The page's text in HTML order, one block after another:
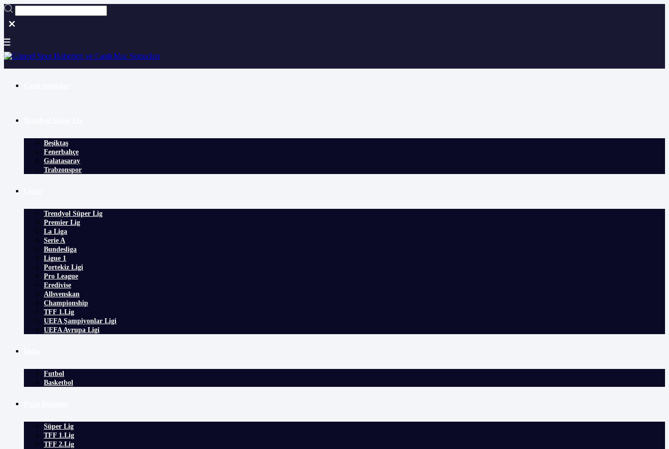
Beşiktaş
Fenerbahçe
Galatasaray
Trabzonspor
Trendyol Süper Lig
Premier Lig
La Liga
Serie A
Bundesliga
Ligue 1
Portekiz Ligi
Pro League
Eredivise
Allsvenskan
Championship
TFF 1.Lig
UEFA Şampiyonlar Ligi
UEFA Avrupa Ligi
Futbol
Basketbol
Süper Lig
TFF 1.Lig
TFF 2.Lig